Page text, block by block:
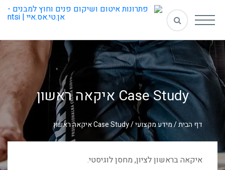
Case Study איקאה ראשון
דף הבית/מידע מקצועי/Case Study איקאה ראשון
איקאה בראשון לציון, מחסן לוגיסטי.